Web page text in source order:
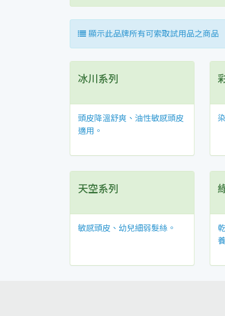
顯示此品牌所有可索取試用品之商品
冰川系列
頭皮降溫舒爽、油性敏感頭皮
適用。
天空系列
敏感頭皮、幼兒細弱髮絲。